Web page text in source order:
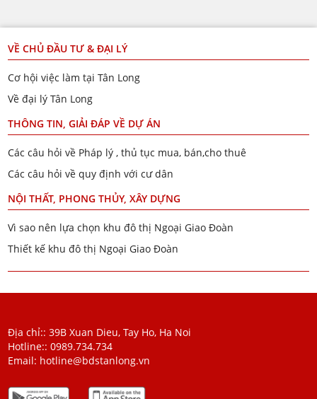
VỀ CHỦ ĐẦU TƯ & ĐẠI LÝ
Cơ hội việc làm tại Tân Long
Về đại lý Tân Long
THÔNG TIN, GIẢI ĐÁP VỀ DỰ ÁN
Các câu hỏi về Pháp lý , thủ tục mua, bán,cho thuê
Các câu hỏi về quy định với cư dân
NỘI THẤT, PHONG THỦY, XÂY DỰNG
Vì sao nên lựa chọn khu đô thị Ngoại Giao Đoàn
Thiết kế khu đô thị Ngoại Giao Đoàn
Địa chỉ:: 39B Xuan Dieu, Tay Ho, Ha Noi
Hotline::0989.734.734
Email: hotline@bdstanlong.vn